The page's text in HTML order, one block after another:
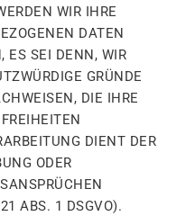
WIR IHRE
DATEN
ES SEI DENN, WIR
GRÜNDE
DIE IHRE
DIENT DER
ODER
ABS. 1 DSGVO).